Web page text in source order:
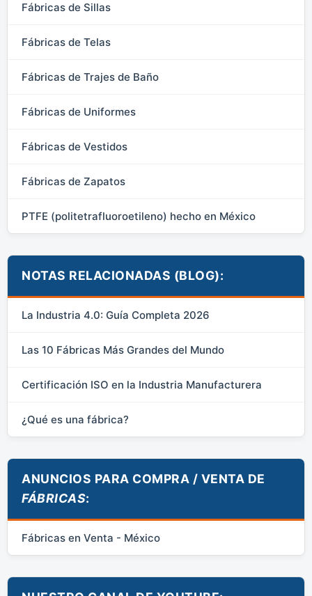
Fábricas de Sillas
Fábricas de Telas
Fábricas de Trajes de Baño
Fábricas de Uniformes
Fábricas de Vestidos
Fábricas de Zapatos
PTFE (politetrafluoroetileno) hecho en México
NOTAS RELACIONADAS (BLOG):
La Industria 4.0: Guía Completa 2026
Las 10 Fábricas Más Grandes del Mundo
Certificación ISO en la Industria Manufacturera
¿Qué es una fábrica?
ANUNCIOS PARA COMPRA / VENTA DE
FÁBRICAS:
Fábricas en Venta - México